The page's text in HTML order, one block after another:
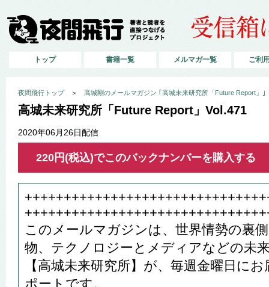
トップ 書籍一覧 メルマガ一覧 ご利
夜間飛行トップ＞ 高城剛のメールマガジン ｢高城未来研究所「Future Report」｣
高城未来研究所「Future Report」Vol.471
2020年06月26日配信
220円(税込)でこのバックナンバーを購入する
このメールマガジンは、世界情勢の裏
物、テクノロジーとメディアなどの未
【高城未来研究所】が、毎週金曜日に
ポートです。